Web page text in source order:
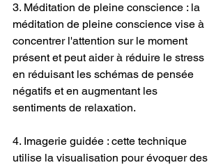
3. Méditation de pleine conscience : la
méditation de pleine conscience vise à
concentrer l'attention sur le moment
présent et peut aider à réduire le stress
en réduisant les schémas de pensée
négatifs et en augmentant les
sentiments de relaxation.
4. Imagerie guidée : cette technique
utilise la visualisation pour évoquer des